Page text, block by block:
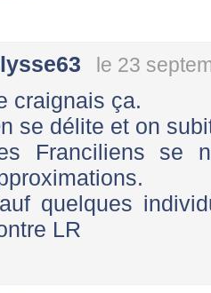
le 23
craignais ça.
se délite et on
Franciliens se
quelques
LR